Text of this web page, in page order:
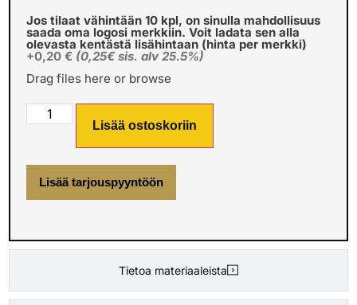
Tietoa materiaaleista
Jos tilaat vähintään 10 kpl, on sinulla mahdollisuus
saada oma logosi merkkiin. Voit ladata sen alla
olevasta kentästä lisähintaan (hinta per merkki)
+0,20 € (0,25€ sis. alv 25.5%)
Drag files here or browse
Lisää ostoskoriin
Lisää tarjouspyyntöön